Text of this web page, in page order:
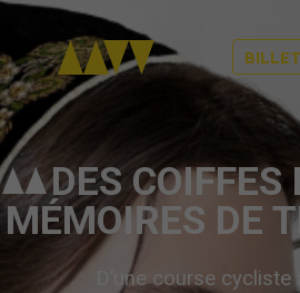
DES COIFFES
MÉMOIRES DE
D’une course cycliste